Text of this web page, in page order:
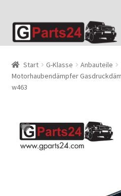
Zur
Navigation
Zum
Inhalt
Start G-Klasse Anbauteile
Motorhaubendämpfer
w463